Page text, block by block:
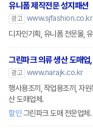
유니폼 제작전문 성지패션
광고 www.sjfashion.co.kr
디자인기획, 유니폼 전문몰,
그린파크 의류 생산 도매업,
광고 www.narajk.co.kr
행사용조끼, 작업용조끼, 자
산 도매업체.
할인 그린파크 도매 전문업체.